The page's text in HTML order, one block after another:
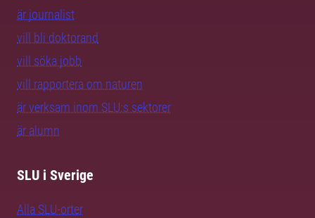
är journalist
vill bli doktorand
vill söka jobb
vill rapportera om naturen
är verksam inom SLU:s sektorer
är alumn
SLU i Sverige
Alla SLU-orter